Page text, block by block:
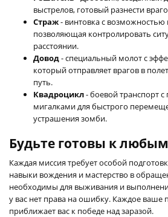
выстрелов, готовый разнести
Страж- винтовка с возможностью
позволяющая контролировать
расстоянии.
Довод- специальный молот с
который отправляет врагов в
путь.
Квадроцикл- боевой транспорт
мигалками для быстрого
устрашения зомби.
Будьте готовы к
Каждая миссия требует особой
навыки вождения и мастерство в
необходимы для выживания и
у вас нет права на ошибку. Каждое ваше
приближает вас к победе над заразой.